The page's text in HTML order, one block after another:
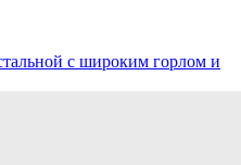
с широким горлом и